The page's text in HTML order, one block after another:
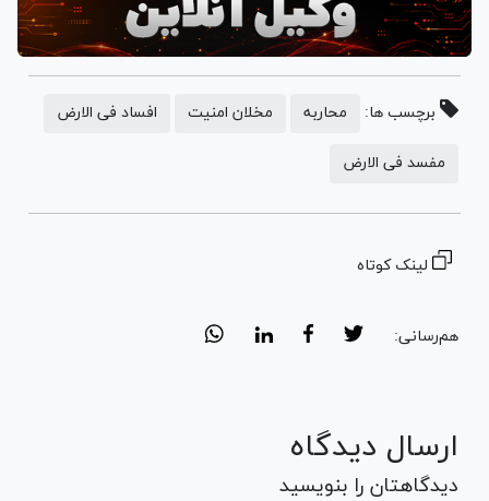
برچسب ها: محاربه مخلان امنیت افساد فی الارض
مفسد فی الارض
لینک کوتاه
هم‌رسانی:
ارسال دیدگاه
دیدگاهتان را بنویسید